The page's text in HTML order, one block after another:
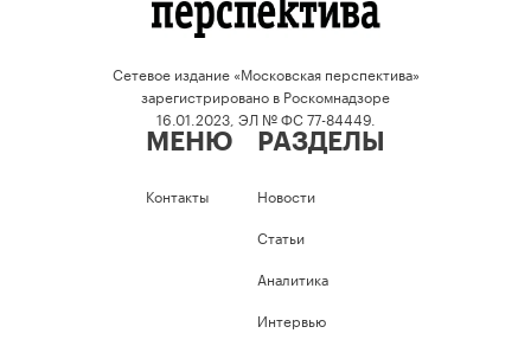
Сетевое издание «Московская перспектива»
зарегистрировано в Роскомнадзоре
16.01.2023, ЭЛ № ФС 77-84449.
МЕНЮ
Контакты
РАЗДЕЛЫ
Новости
Статьи
Аналитика
Интервью